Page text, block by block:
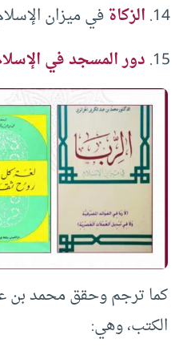
الزكاةفي ميزان
دور المسجد في
كما ترجم وحقق محمد بن
الكتب، وهي: